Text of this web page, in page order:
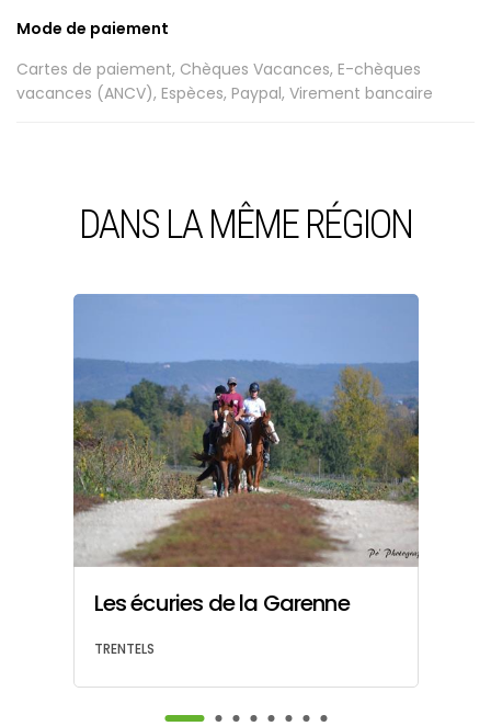
Mode de paiement
Cartes de paiement, Chèques Vacances, E-chèques
vacances (ANCV), Espèces, Paypal, Virement bancaire
DANS LA MÊME RÉGION
Les écuries de la Garenne
TRENTELS